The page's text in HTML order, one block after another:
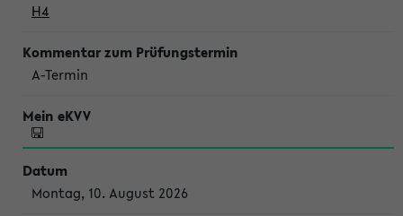
H4
A-Termin
Montag, 10. August 2026